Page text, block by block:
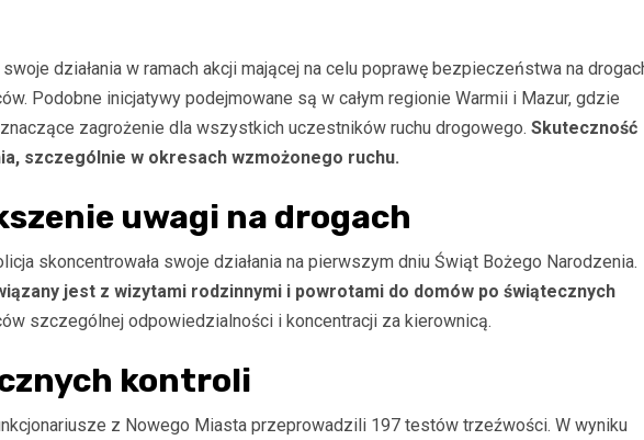
działania w ramach akcji mającej na celu poprawę bezpieczeństwa na
Podobne inicjatywy podejmowane są w całym regionie Warmii i Mazur, gdzie
zagrożenie dla wszystkich uczestników ruchu drogowego. Skuteczność
szczególnie w okresach wzmożonego ruchu.
uwagi na drogach
skoncentrowała swoje działania na pierwszym dniu Świąt Bożego Narodzenia.
jest z wizytami rodzinnymi i powrotami do domów po świątecznych
szczególnej odpowiedzialności i koncentracji za kierownicą.
kontroli
z Nowego Miasta przeprowadzili 197 testów trzeźwości. W wyniku